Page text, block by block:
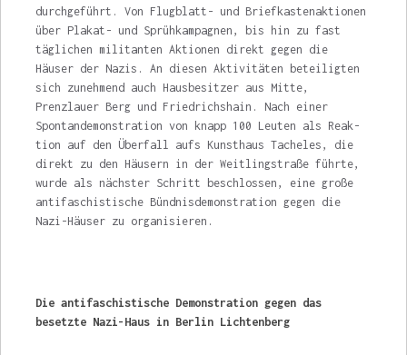
durchgeführt. Von Flugblatt- und Briefkastenaktionen
über Plakat- und Sprüh­kampagnen, bis hin zu fast
täglichen militanten Aktionen direkt gegen die
Häuser der Nazis. An diesen Aktivitäten beteiligten
sich zunehmend auch Hausbesitzer aus Mitte,
Prenzlauer Berg und Friedrichshain. Nach einer
Spontandemonstration von knapp 100 Leuten als Reak­
tion auf den Überfall aufs Kunsthaus Tacheles, die
direkt zu den Häusern in der Weitlingstraße führte,
wurde als nächster Schritt beschlossen, eine große
antifaschistische Bündnisdemon­stration gegen die
Nazi-Häuser zu organisieren.
Die antifaschistische Demonstration gegen das
besetzte Nazi-Haus in Berlin Lichtenberg